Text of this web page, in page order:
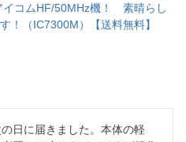
コムHF/50MHz機！ 素晴らし
！（IC7300M）【送料無料】
日に届きました。本体の軽